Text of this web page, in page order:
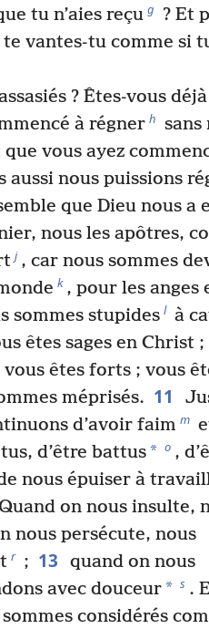
tu n’aies reçu g
? Et
vantes-tu comme si
? Êtes-vous déjà
à régner h sans
vous ayez
aussi nous puissions
que Dieu nous a
nous les apôtres,
j , car nous sommes
k , pour les anges
sommes stupides l à
êtes sages en Christ ;
êtes forts ; vous
méprisés. 11
d’avoir faim m
d’être battus* o ,
nous épuiser à
on nous insulte,
nous persécute, nous
r ; 13
quand on nous
avec douceur* s .
considérés